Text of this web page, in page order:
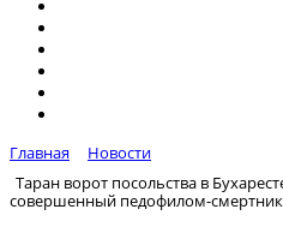
Главная
Новости
Таран ворот посольства в
совершенный педофилом-